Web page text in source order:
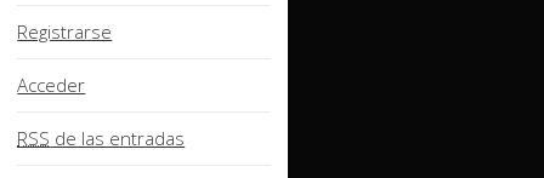
Registrarse
Acceder
RSS de las entradas